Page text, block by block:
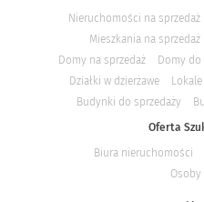
Nieruchomości na sprzedaż
Mieszkania na sprzedaż
Domy na sprzedaż
Domy do
Działki w dzierżawe
Budynki do sprzedaży
Oferta
Biura nieruchomości